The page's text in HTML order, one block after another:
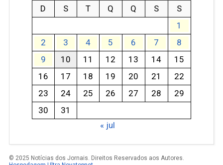
D S T Q Q S
S
1
2
3 4 5 6 7
8
9
10 11 12 13 14
15
16
17 18 19 20 21
22
23
24 25 26 27 28
29
30
31
« jul
© 2025 Notícias dos Jornais. Direitos Reservados aos Autores.